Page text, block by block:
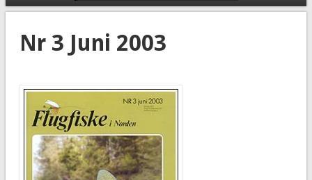
Nr 3 Juni 2003